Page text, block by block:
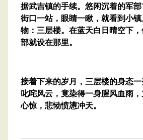
据武吉镇的手续。悠闲沉着的军
街口一站，眼睛一瞅，就看到小
物：三层楼。在蓝天白日晴空下
部就设在那里。
接着下来的岁月，三层楼的身态
叱咤风云，竟染得一身腥风血雨
心惊，悲恸愤懑冲天。